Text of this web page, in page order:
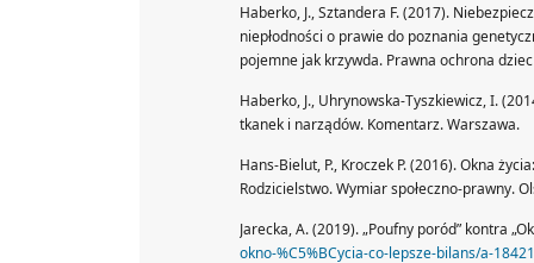
Haberko, J., Sztandera F. (2017).
niepłodności o prawie do poznania
pojemne jak krzywda. Prawna ochrona
Haberko, J., Uhrynowska-Tyszkiewicz, I.
tkanek i narządów. Komentarz. Warszawa.
Hans-Bielut, P., Kroczek P. (2016). Okna
Rodzicielstwo. Wymiar społeczno-prawny.
Jarecka, A. (2019). „Poufny poród” kontra
okno-%C5%BCycia-co-lepsze-bilans/a-